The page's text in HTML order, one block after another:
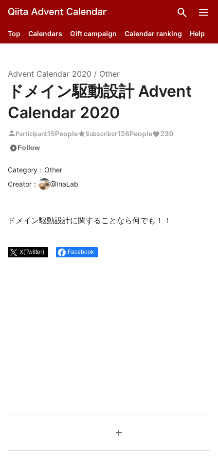
search menu
Top Calendars Gift campaign Calendar ranking Help
Advent Calendar 2020 / Other
ドメイン駆動設計 Advent
Calendar 2020
person Participant15PeoplestarSubscriber126People 239
add_circleFollow
Category：Other
Creator ： @InaLab
ドメイン駆動設計に関することなら何でも！！
X(Twitter) Facebook
add